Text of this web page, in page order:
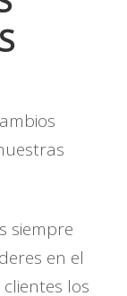
siempre
en el
los